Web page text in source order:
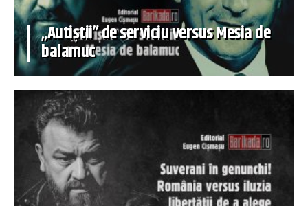
„Autiștii” de serviciu versus Mesia de
balamuc